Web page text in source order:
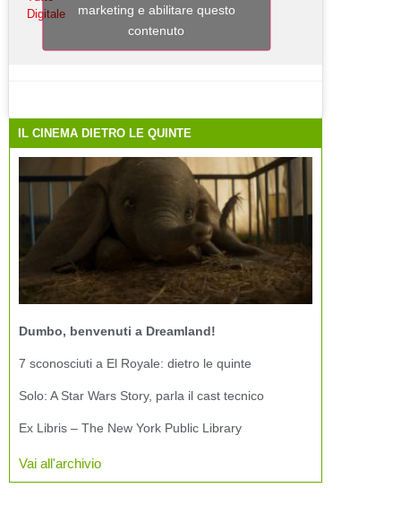
Digitale
marketing e abilitare questo
contenuto
IL CINEMA DIETRO LE QUINTE
Dumbo, benvenuti a Dreamland!
7 sconosciuti a El Royale: dietro le quinte
Solo: A Star Wars Story, parla il cast tecnico
Ex Libris – The New York Public Library
Vai all'archivio